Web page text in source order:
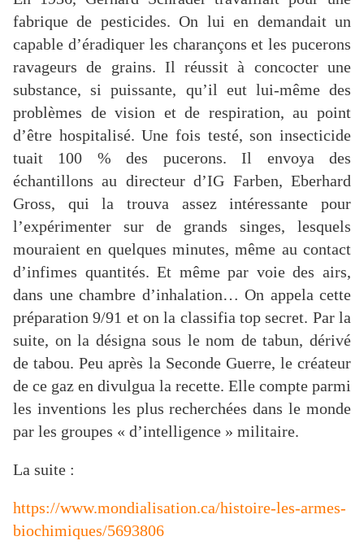
fabrique de pesticides. On lui en demandait un
capable d’éradiquer les charançons et les pucerons
ravageurs de grains. Il réussit à concocter une
substance, si puissante, qu’il eut lui-même des
problèmes de vision et de respiration, au point
d’être hospitalisé. Une fois testé, son insecticide
tuait 100 % des pucerons. Il envoya des
échantillons au directeur d’IG Farben, Eberhard
Gross, qui la trouva assez intéressante pour
l’expérimenter sur de grands singes, lesquels
mouraient en quelques minutes, même au contact
d’infimes quantités. Et même par voie des airs,
dans une chambre d’inhalation… On appela cette
préparation 9/91 et on la classifia top secret. Par la
suite, on la désigna sous le nom de tabun, dérivé
de tabou. Peu après la Seconde Guerre, le créateur
de ce gaz en divulgua la recette. Elle compte parmi
les inventions les plus recherchées dans le monde
par les groupes « d’intelligence » militaire.
La suite :
https://www.mondialisation.ca/histoire-les-armes-
biochimiques/5693806